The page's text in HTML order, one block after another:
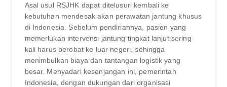
Asal usul RSJHK dapat ditelusuri kembali ke
kebutuhan mendesak akan perawatan jantung khusus
di Indonesia. Sebelum pendiriannya, pasien yang
memerlukan intervensi jantung tingkat lanjut sering
kali harus berobat ke luar negeri, sehingga
menimbulkan biaya dan tantangan logistik yang
besar. Menyadari kesenjangan ini, pemerintah
Indonesia, dengan dukungan dari organisasi